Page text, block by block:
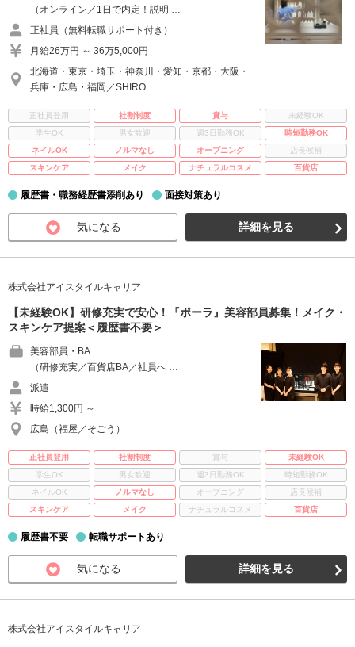
（オンライン／1日で内定！説明 …
正社員（無料転職サポート付き）
月給26万円 ～ 36万5,000円
北海道・東京・埼玉・神奈川・愛知・京都・大阪・
兵庫・広島・福岡／SHIRO
正社員登用 社割制度 賞与
未経験OK
学生OK
男女歓迎 週3日勤務OK
時短勤務OK
ネイルOK
ノルマなし オープニング
店長候補
スキンケア
メイク ナチュラルコスメ 百貨店
履歴書・職務経歴書添削あり 面接対策あり
気になる 詳細を見る
株式会社アイスタイルキャリア
【未経験OK】研修充実で安心！『ポーラ』美容部員募集！メイク・
スキンケア提案＜履歴書不要＞
美容部員・BA
（研修充実／百貨店BA／社員へ …
派遣
時給1,300円 ～
広島（福屋／そごう）
正社員登用 社割制度 賞与
未経験OK
学生OK
男女歓迎 週3日勤務OK
時短勤務OK
ネイルOK
ノルマなし オープニング
店長候補
スキンケア
メイク ナチュラルコスメ 百貨店
履歴書不要 転職サポートあり
気になる 詳細を見る
株式会社アイスタイルキャリア